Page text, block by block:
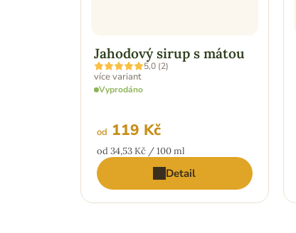
Jahodový sirup s mátou
Průměrné
hodnocení
produktu
je
hvězdiček.
5,0 (2)
více variant
Vyprodáno
od 119 Kč
Měrná
cena:
od 34,53 Kč / 100 ml
Detail